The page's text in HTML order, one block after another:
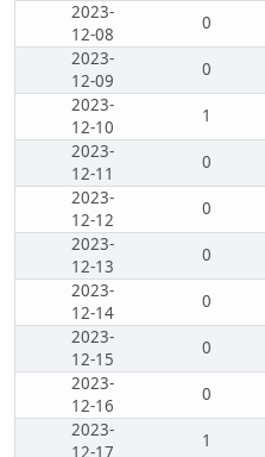
2023-
12-08
0
2023-
12-09
0
2023-
12-10
1
2023-
12-11
0
2023-
12-12
0
2023-
12-13
0
2023-
12-14
0
2023-
12-15
0
2023-
12-16
0
2023-
12-17
1